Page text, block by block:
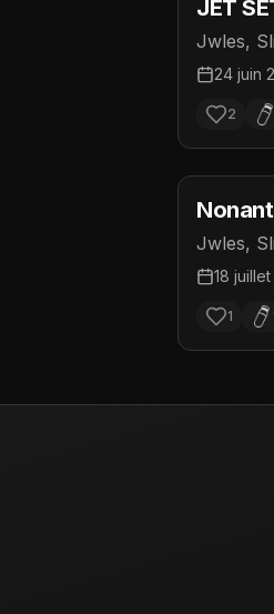
JET
Jwles,
24 juin
2
Jwles,
18
1